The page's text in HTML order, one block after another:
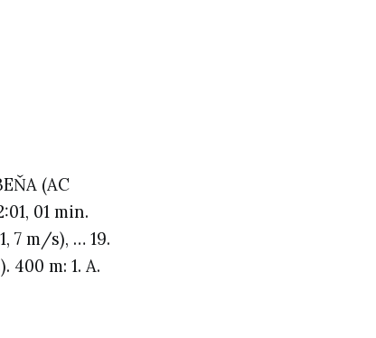
(AC
01 min.
7 m/s), … 19.
400 m: 1. A.